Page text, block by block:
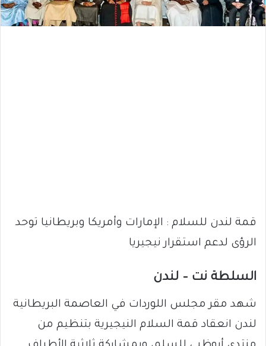
قمة لندن للسلام : الإمارات وأمريكا وبريطانيا توحد
الرؤى لدعم استقرار نيجيريا
السلطة نت – لندن
شهد مقر مجلس اللوردات في العاصمة البريطانية
لندن انعقاد قمة السلام النيجيرية بتنظيم من